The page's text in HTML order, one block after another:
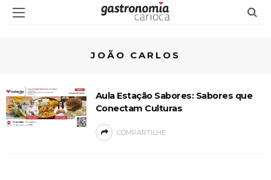
JOÃO CARLOS
Aula Estação Sabores: Sabores que
Conectam Culturas
COMPARTILHE